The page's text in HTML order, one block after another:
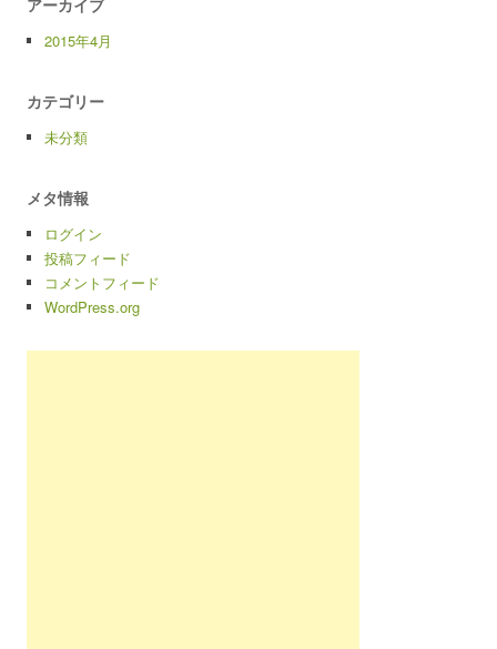
アーカイブ
2015年4月
カテゴリー
未分類
メタ情報
ログイン
投稿フィード
コメントフィード
WordPress.org